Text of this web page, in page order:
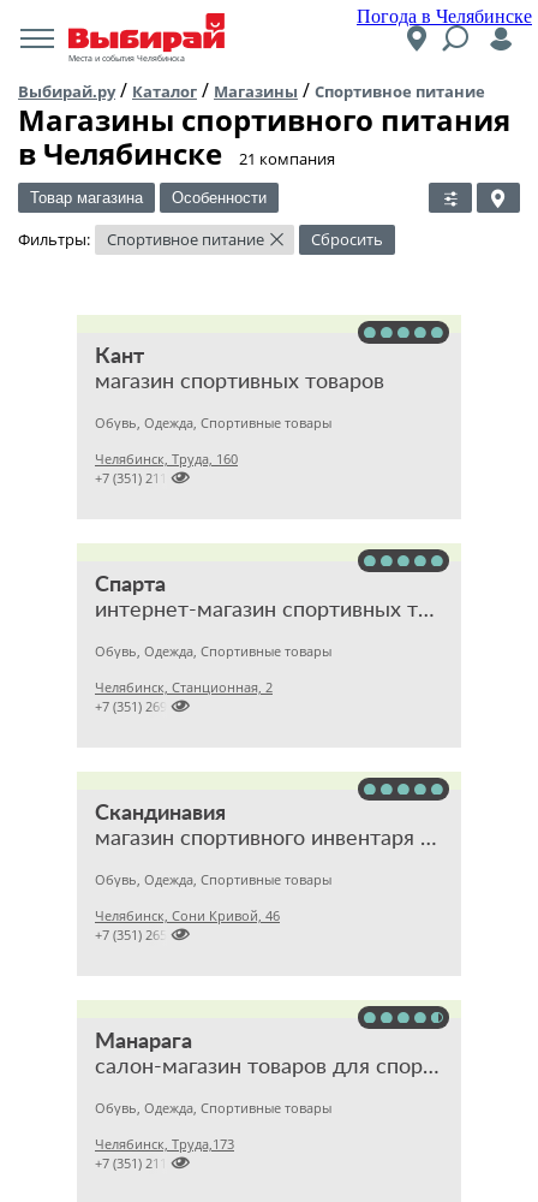
Погода в Челябинске
Места и события Челябинска
Выбирай.ру/ Каталог / Магазины / Спортивное питание
Магазины спортивного питания
в Челябинске
​21 компания
Товар магазина Особенности
Фильтры: Спортивное питание × Сбросить
Кант
магазин спортивных товаров
Обувь, Одежда, Спортивные товары
Челябинск, Труда, 160

+7 (351) 2111471
Спарта
интернет-магазин спортивных товаров
Обувь, Одежда, Спортивные товары
Челябинск, Станционная, 2

+7 (351) 2693993
Скандинавия
магазин спортивного инвентаря и одежды
Обувь, Одежда, Спортивные товары
Челябинск, Сони Кривой, 46

+7 (351) 2654801
Манарага
салон-магазин товаров для спорта и активного отдыха
Обувь, Одежда, Спортивные товары
Челябинск, Труда,173

+7 (351) 2115419